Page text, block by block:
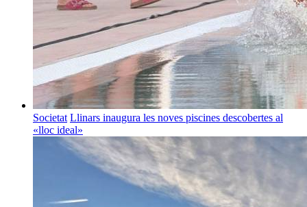
Societat Llinars inaugura les noves piscines descobertes al
«lloc ideal»